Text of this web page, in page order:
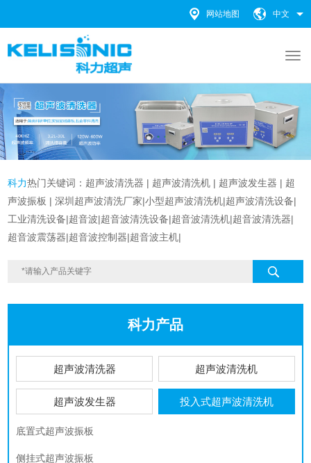
网站地图 中文
科力热门关键词： 超声波清洗器 | 超声波清洗机 | 超声波发生器 | 超
声波振板 |深圳超声波清洗厂家|小型超声波清洗机|超声波清洗设备|
工业清洗设备|超音波|超音波清洗设备|超音波清洗机|超音波清洗器|
超音波震荡器|超音波控制器|超音波主机|
科力产品
超声波清洗器 超声波清洗机
超声波发生器 投入式超声波清洗机
底置式超声波振板
侧挂式超声波振板